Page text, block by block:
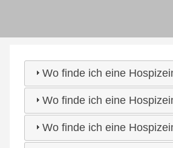
account
menu
Wo finde ich eine
Wo finde ich eine
Wo finde ich eine